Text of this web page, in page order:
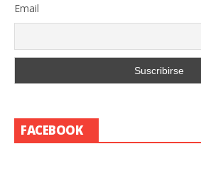
Email
FACEBOOK